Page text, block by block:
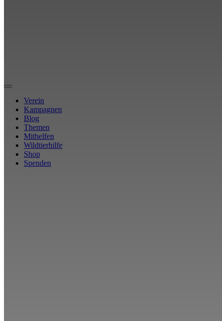
Verein
Kampagnen
Blog
Themen
Mithelfen
Wildtierhilfe
Shop
Spenden